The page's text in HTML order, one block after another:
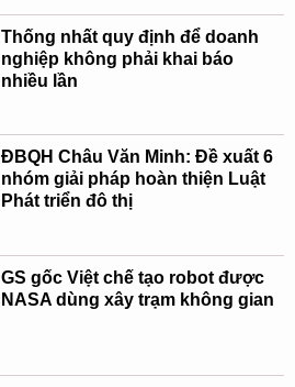
Thống nhất quy định để doanh
nghiệp không phải khai báo
nhiều lần
ĐBQH Châu Văn Minh: Đề xuất 6
nhóm giải pháp hoàn thiện Luật
Phát triển đô thị
GS gốc Việt chế tạo robot được
NASA dùng xây trạm không gian